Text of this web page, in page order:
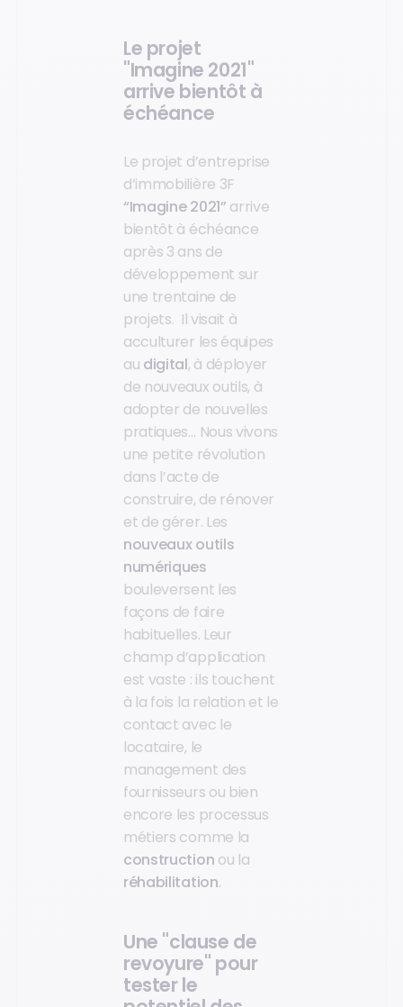
Le projet
"Imagine 2021"
arrive bientôt à
échéance
Le projet d’entreprise
d’immobilière 3F
“Imagine 2021” arrive
bientôt à échéance
après 3 ans de
développement sur
une trentaine de
projets. Il visait à
acculturer les équipes
au digital, à déployer
de nouveaux outils, à
adopter de nouvelles
pratiques… Nous vivons
une petite révolution
dans l’acte de
construire, de rénover
et de gérer. Les
nouveaux outils
numériques
bouleversent les
façons de faire
habituelles. Leur
champ d’application
est vaste : ils touchent
à la fois la relation et le
contact avec le
locataire, le
management des
fournisseurs ou bien
encore les processus
métiers comme la
construction ou la
réhabilitation.
Une "clause de
revoyure" pour
tester le